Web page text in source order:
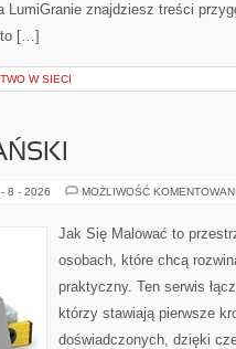
LumiGranie znajdziesz treści
[…]
W SIECI
8 - 2026 MOŻLIWOŚĆ
Jak Się Malować to
osobach, które chcą
praktyczny. Ten serwis
którzy stawiają pierwsze
doświadczonych, dzięki